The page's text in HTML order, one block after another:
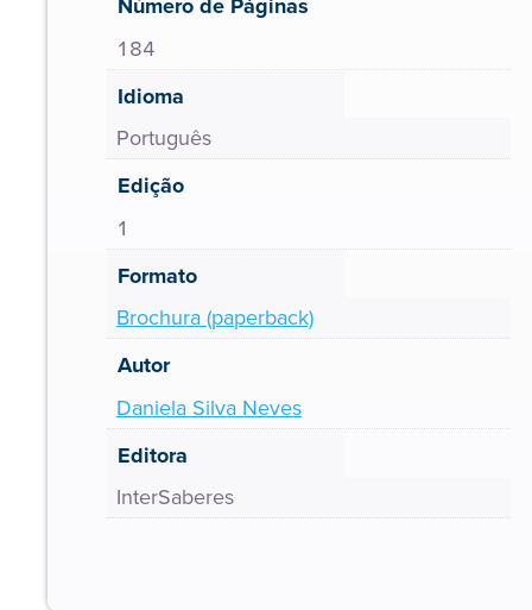
184
Idioma
Português
Edição
1
Formato
Brochura (paperback)
Autor
Daniela Silva Neves
Editora
InterSaberes